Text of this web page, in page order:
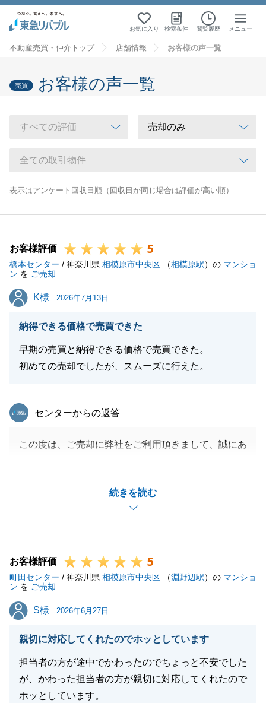
お気に入り 検索条件 閲覧履歴 メニュー
不動産売買・仲介トップ 店舗情報 お客様の声一覧
売買 お客様の声一覧
表示はアンケート回収日順（回収日が同じ場合は評価が高い順）
お客様評価 5
橋本センター / 神奈川県 相模原市中央区 （相模原駅）の マンショ
ン を ご売却
K様
K様 2026年7月13日
納得できる価格で売買できた
早期の売買と納得できる価格で売買できた。
初めての売却でしたが、スムーズに行えた。
続きを読む
東急リバブル
センターからの返答
この度は、ご売却に弊社をご利用頂きまして、誠にあ
様のご協力あってこそのことだと思っております。
今後とも弊社にご愛顧賜りますよう厚くお願い申し上
げます。
お客様評価 5
町田センター / 神奈川県 相模原市中央区 （淵野辺駅）の マンショ
ン を ご売却
S様
S様 2026年6月27日
親切に対応してくれたのでホッとしています
担当者の方が途中でかわったのでちょっと不安でした
が、かわった担当者の方が親切に対応してくれたので
ホッとしています。